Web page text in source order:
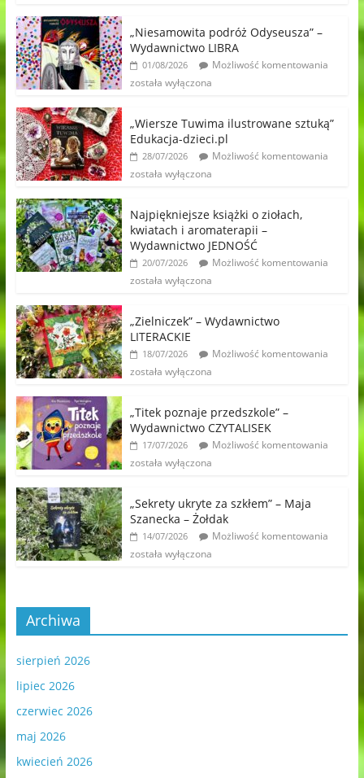
„Niesamowita podróż Odyseusza” –
Wydawnictwo LIBRA
01/08/2026
Możliwość komentowania
została wyłączona
„Wiersze Tuwima ilustrowane sztuką”
Edukacja-dzieci.pl
28/07/2026
Możliwość komentowania
została wyłączona
Najpiękniejsze książki o ziołach,
kwiatach i aromaterapii –
Wydawnictwo JEDNOŚĆ
20/07/2026
Możliwość komentowania
została wyłączona
„Zielniczek” – Wydawnictwo
LITERACKIE
18/07/2026
Możliwość komentowania
została wyłączona
„Titek poznaje przedszkole” –
Wydawnictwo CZYTALISEK
17/07/2026
Możliwość komentowania
została wyłączona
„Sekrety ukryte za szkłem” – Maja
Szanecka – Żołdak
14/07/2026
Możliwość komentowania
została wyłączona
Archiwa
sierpień 2026
lipiec 2026
czerwiec 2026
maj 2026
kwiecień 2026